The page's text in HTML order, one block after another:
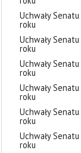
Uchwały
roku
Uchwały
roku
Uchwały
roku
Uchwały
roku
Uchwały
roku
Uchwały
roku